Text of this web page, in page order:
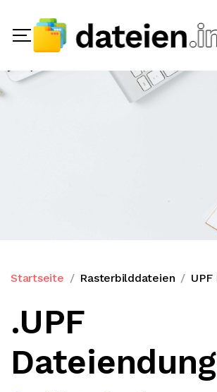
Startseite Rasterbilddateien
.UPF
Dateiendung